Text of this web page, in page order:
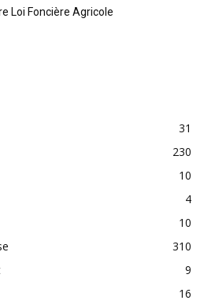
Loi Foncière Agricole
31
230
10
4
10
310
9
16